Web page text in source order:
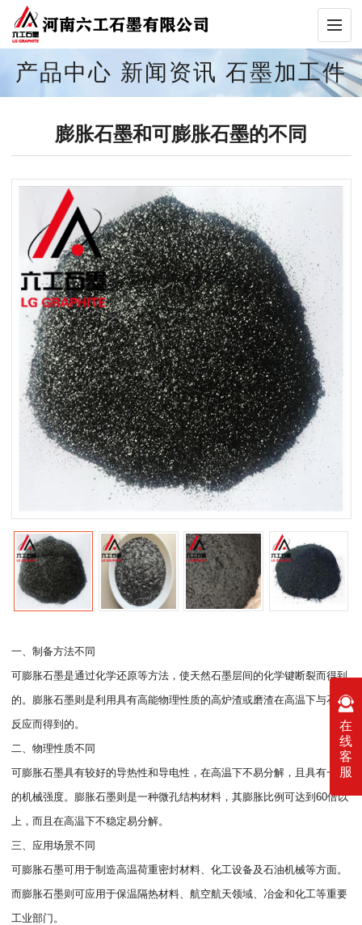
产品中心 新闻资讯 石墨加工件
膨胀石墨和可膨胀石墨的不同
一、制备方法不同
可膨胀石墨是通过化学还原等方法，使天然石墨层间的化学键断裂而得到
的。膨胀石墨则是利用具有高能物理性质的高炉渣或磨渣在高温下与石墨
反应而得到的。
二、物理性质不同
可膨胀石墨具有较好的导热性和导电性，在高温下不易分解，且具有一定
的机械强度。膨胀石墨则是一种微孔结构材料，其膨胀比例可达到60倍以
上，而且在高温下不稳定易分解。
三、应用场景不同
可膨胀石墨可用于制造高温荷重密封材料、化工设备及石油机械等方面。
而膨胀石墨则可应用于保温隔热材料、航空航天领域、冶金和化工等重要
工业部门。
在
线
客
服